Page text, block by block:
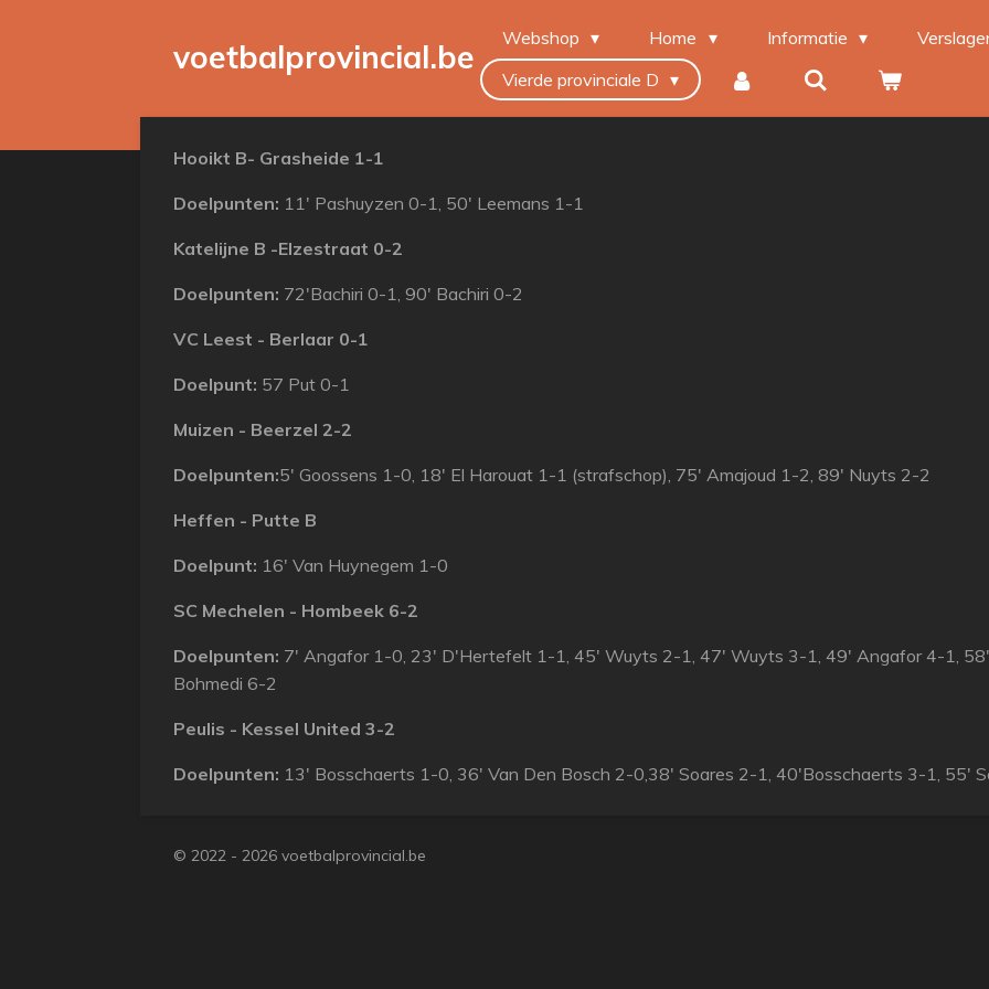
voetbalprovincial.be Webshop Home Informatie
Vierde provinciale D
Hooikt B- Grasheide 1-1
Doelpunten: 11' Pashuyzen 0-1, 50' Leemans 1-1
Katelijne B -Elzestraat 0-2
Doelpunten: 72'Bachiri 0-1, 90' Bachiri 0-2
VC Leest - Berlaar 0-1
Doelpunt: 57 Put 0-1
Muizen - Beerzel 2-2
Doelpunten:5' Goossens 1-0, 18' El Harouat 1-1 (strafschop), 75' Amajoud 1-2, 89' Nuyts 2-2
Heffen - Putte B
Doelpunt: 16' Van Huynegem 1-0
SC Mechelen - Hombeek 6-2
Doelpunten: 7' Angafor 1-0, 23' D'Hertefelt 1-1, 45' Wuyts 2-1, 47' Wuyts 3-1, 49' Angafor 4-1,
Bohmedi 6-2
Peulis - Kessel United 3-2
Doelpunten: 13' Bosschaerts 1-0, 36' Van Den Bosch 2-0,38' Soares 2-1, 40'Bosschaerts 3-1, 55'
© 2022 - 2026 voetbalprovincial.be